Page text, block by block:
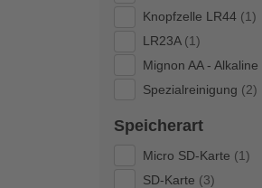
Knopfzelle LR44 (1)
LR23A (1)
Mignon AA - Alkaline
Spezialreinigung (2)
Speicherart
Micro SD-Karte (1)
SD-Karte (3)